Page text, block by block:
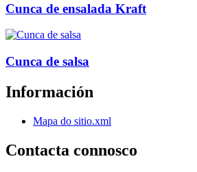
Cunca de ensalada Kraft
Cunca de salsa
Información
Mapa do sitio.xml
Contacta connosco